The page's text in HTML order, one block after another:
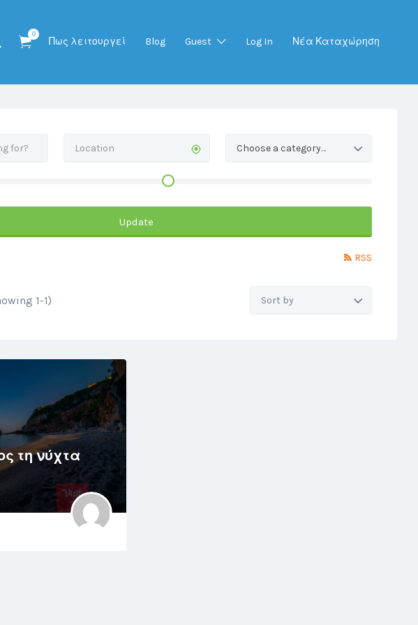
0
Πως λειτουργεί Blog Guest Log In Νέα Καταχώρηση
Choose a category…
Update
RSS
1-1)
τη νύχτα